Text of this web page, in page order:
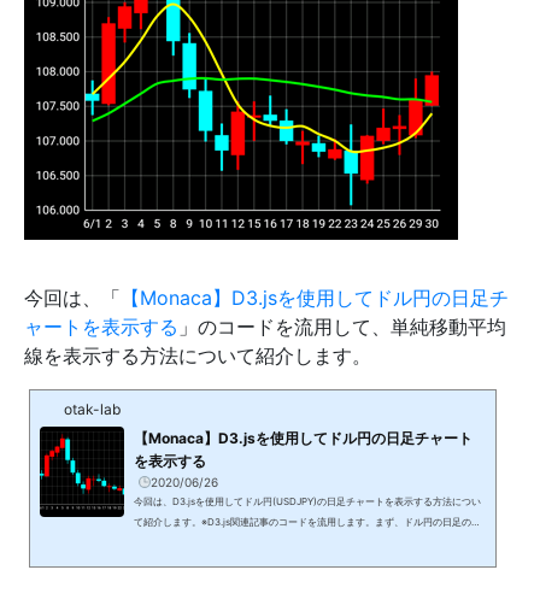
今回は、「 【Monaca】D3.jsを使用してドル円の日足チ
ャートを表示する 」のコードを流用して、単純移動平均
線を表示する方法について紹介します。
otak-lab
【Monaca】D3.jsを使用してドル円の日足チャート
を表示する
2020/06/26
今回は、D3.jsを使用してドル円(USDJPY)の日足チャートを表示する方法につい
て紹介します。※D3.js関連記事のコードを流用します。まず、ドル円の日足の四